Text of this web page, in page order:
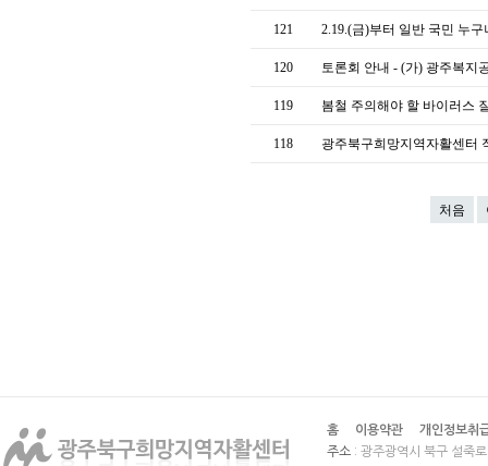
121 2.19.(금)부터 일반 국민 누
120 토론회 안내 - (가) 광주복지
119 봄철 주의해야 할 바이러스
118 광주북구희망지역자활센터
처음
홈 이용약관
개인정보취
주소 : 광주광역시 북구 설죽